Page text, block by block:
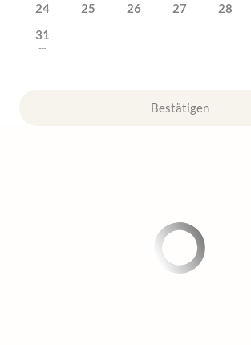
24
---
25
---
26
---
27
---
28
---
31
---
Bestätigen